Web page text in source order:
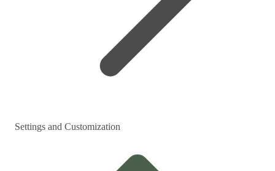
Settings and Customization